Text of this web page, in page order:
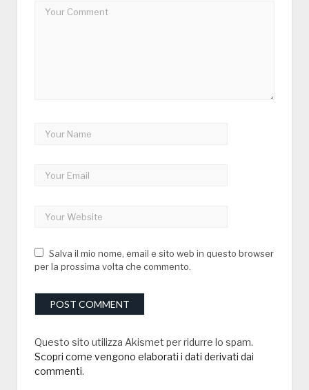
Salva il mio nome, email e sito web in questo browser
per la prossima volta che commento.
Questo sito utilizza Akismet per ridurre lo spam.
Scopri come vengono elaborati i dati derivati dai
commenti.